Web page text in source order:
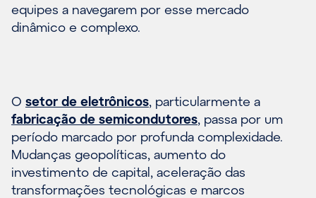
equipes a navegarem por esse mercado
dinâmico e complexo.
O setor de eletrônicos, particularmente a
fabricação de semicondutores, passa por um
período marcado por profunda complexidade.
Mudanças geopolíticas, aumento do
investimento de capital, aceleração das
transformações tecnológicas e marcos